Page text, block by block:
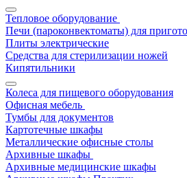
Тепловое оборудование
Печи (пароконвектоматы) для
Плиты электрические
Средства для стерилизации ножей
Кипятильники
Колеса для пищевого оборудования
Офисная мебель
Тумбы для документов
Картотечные шкафы
Металлические офисные столы
Архивные шкафы
Архивные медицинские шкафы